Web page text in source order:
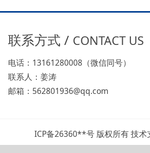
联系方式 / CONTACT US
电话：13161280008（微信同号）
联系人：姜涛
邮箱：562801936@qq.com
ICP备26360**号 版权所有 技术